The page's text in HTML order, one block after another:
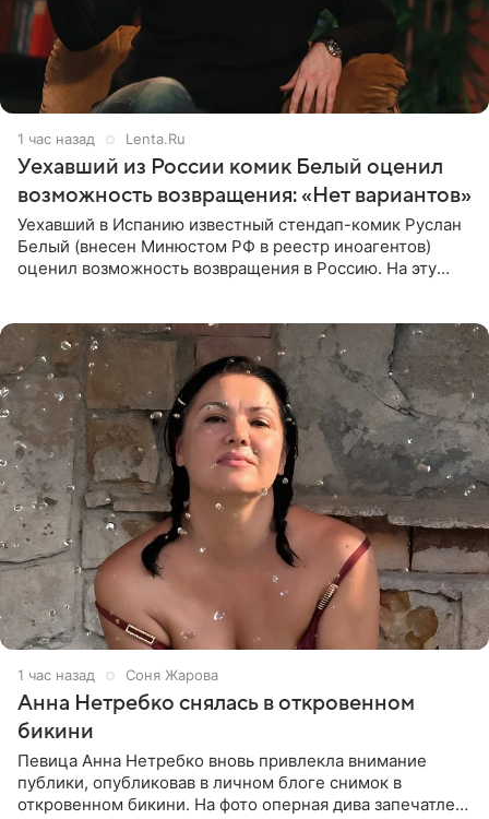
1 час назад Lenta.Ru
Уехавший из России комик Белый оценил
возможность возвращения: «Нет вариантов»
Уехавший в Испанию известный стендап-комик Руслан
Белый (внесен Минюстом РФ в реестр иноагентов)
оценил возможность возвращения в Россию. На эту
1 час назад Соня Жарова
Анна Нетребко снялась в откровенном
бикини
Певица Анна Нетребко вновь привлекла внимание
публики, опубликовав в личном блоге снимок в
откровенном бикини. На фото оперная дива запечатлена